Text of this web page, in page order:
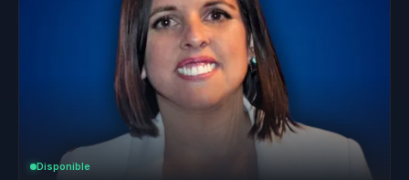
Disponible